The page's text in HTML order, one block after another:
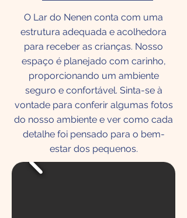
O Lar do Nenen conta com uma
estrutura adequada e acolhedora
para receber as crianças. Nosso
espaço é planejado com carinho,
proporcionando um ambiente
seguro e confortável. Sinta-se à
vontade para conferir algumas fotos
do nosso ambiente e ver como cada
detalhe foi pensado para o bem-
estar dos pequenos.